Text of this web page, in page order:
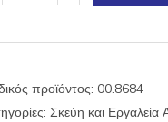
ποσότητα
προϊόντος: 00.8684
Σκεύη και Εργαλεία